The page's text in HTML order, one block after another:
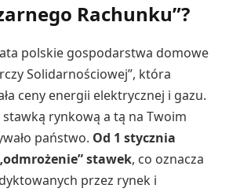
Rachunku”?
polskie gospodarstwa domowe
Solidarnościowej”, która
ceny energii elektrycznej i gazu.
stawką rynkową a tą na Twoim
państwo. Od 1 stycznia
stawek, co oznacza
przez rynek i